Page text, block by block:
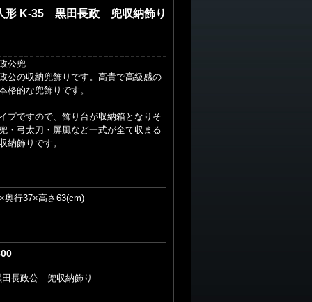
形 K-35 黒田長政 兜収納飾り
公兜
公の収納兜飾りです。高貴で高級感の
格的な兜飾りです。
プですので、飾り台が収納箱となりそ
・弓太刀・屏風など一式が全て収まる
納飾りです。
奥行37×高さ63(cm)
田長政公 兜収納飾り